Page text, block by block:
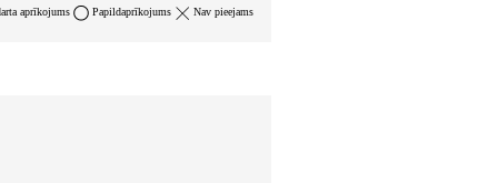
aprīkojums Papildaprīkojums Nav pieejams